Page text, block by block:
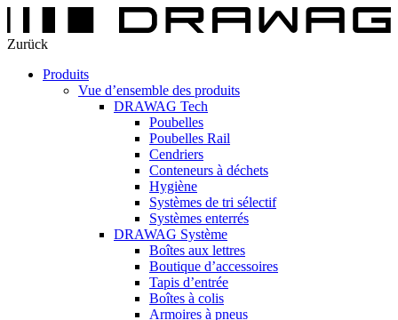
Zurück
Produits
Vue d’ensemble des produits
DRAWAG Tech
Poubelles
Poubelles Rail
Cendriers
Conteneurs à déchets
Hygiène
Systèmes de tri sélectif
Systèmes enterrés
DRAWAG Système
Boîtes aux lettres
Boutique d’accessoires
Tapis d’entrée
Boîtes à colis
Armoires à pneus